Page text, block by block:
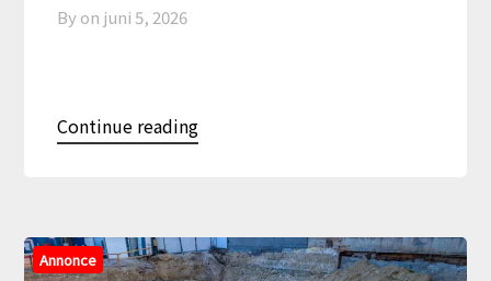
By on juni 5, 2026
Continue reading
Annonce